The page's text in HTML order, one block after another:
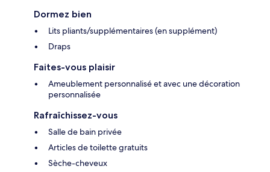
Dormez bien
Lits pliants/supplémentaires (en supplément)
Draps
Faites-vous plaisir
Ameublement personnalisé et avec une décoration
personnalisée
Rafraîchissez-vous
Salle de bain privée
Articles de toilette gratuits
Sèche-cheveux